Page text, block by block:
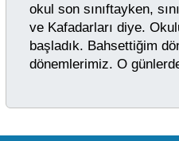
okul son sınıftayken,
ve Kafadarları diye.
başladık. Bahsettiğim
dönemlerimiz. O